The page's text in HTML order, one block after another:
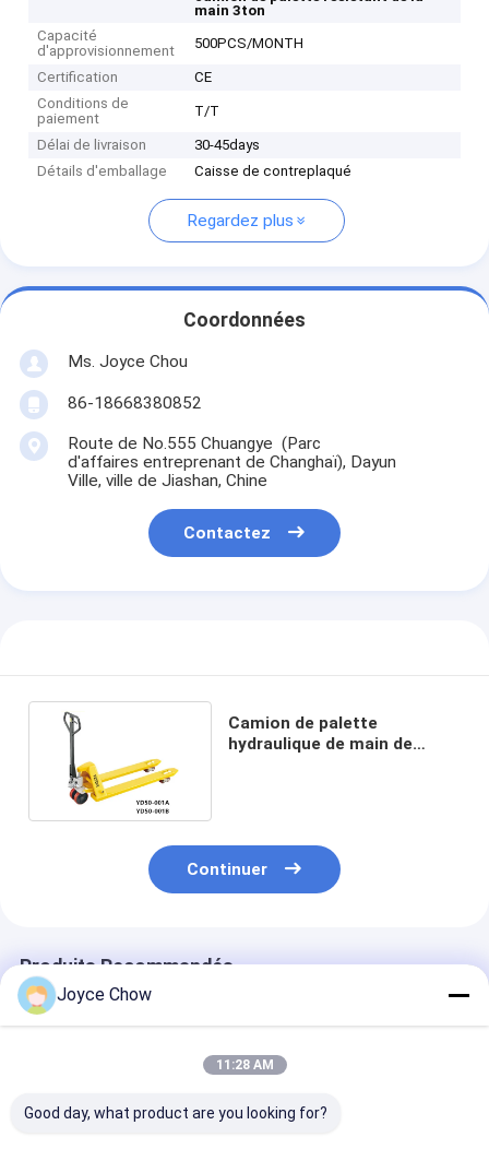
main 3ton
Capacité
d'approvisionnement
500PCS/MONTH
Certification
CE
Conditions de
paiement
T/T
Délai de livraison
30-45days
Détails d'emballage
Caisse de contreplaqué
Regardez plus
Coordonnées
Ms. Joyce Chou
86-18668380852
Route de No.555 Chuangye (Parc
d'affaires entreprenant de Changhaï), Dayun
Ville, ville de Jiashan, Chine
Contactez
Camion de palette
hydraulique de main de
Continuer
Produits Recommandés
Joyce Chow
11:28 AM
Good day, what product are you looking for?